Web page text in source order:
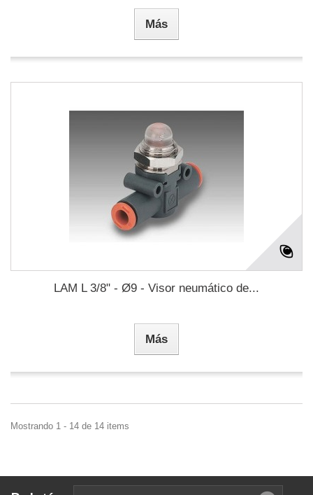
Más
LAM L 3/8" - Ø9 - Visor neumático de...
Más
Mostrando 1 - 14 de 14 items